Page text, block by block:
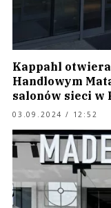
Kappahl
Handlowym
salonów sieci w
03.09.2024 / 12:52